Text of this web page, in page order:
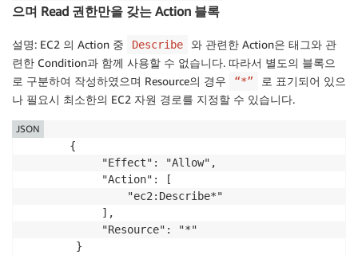
으며 Read 권한만을 갖는 Action 블록
설명: EC2 의 Action 중 Describe
와 관련한 Action은 태그와 관
련한 Condition과 함께 사용할 수 없습니다. 따라서 별도의 블록으
로 구분하여 작성하였으며 Resource의 경우
“*”
로 표기되어 있으
나 필요시 최소한의 EC2 자원 경로를 지정할 수 있습니다.
       {
            "Effect": "Allow",
            "Action": [
                "ec2:Describe*"
            ],
            "Resource": "*"
        }
JSON